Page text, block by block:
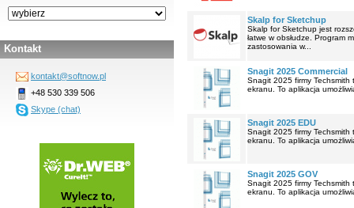
Kontakt
kontakt@softnow.pl
+48 530 339 506
Skype (chat)
Skalp for Sketchup
Skalp for Sketchup jest
łatwe w obsłudze. Program
zastosowania w...
Snagit 2025 Commercial
Snagit 2025 firmy
ekranu. To aplikacja
Snagit 2025 EDU
Snagit 2025 firmy
ekranu. To aplikacja
Snagit 2025 GOV
Snagit 2025 firmy
ekranu. To aplikacja